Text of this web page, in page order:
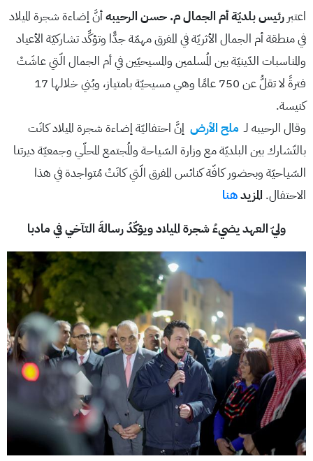
اعتبر رئيس بلديّة أم الجمال م. حسن الرحيبهأنَّ إضاءة شجرة الميلاد
في منطقة أم الجمال الأثريّة في المفرق مهمّة جدًّا وتؤكِّد تشاركيّة الأعياد
والمناسبات الدّينيّة بين المُسلمين والمسيحيّين في أم الجمال الّتي عاشَتْ
فترةً لا تقلُّ عن 750 عامًا وهي مسيحيّة بامتياز، وبُني خلالها 17
كنيسة.
وقال الرحيبه لـ ملح الأرض إنَّ احتفاليّة إضاءة شجرة الميلاد كانَت
بالتّشارك بين البلديّة مع وزارة السّياحة والمُجتمع المحلّي وجمعيّة ديرتنا
السّياحيّة وبحضور كافّة كنائس المفرق الّتي كانَتْ مُتواجدة في هذا
الاحتفال. المزيدهنا
وليّ العهد يضيءُ شجرة الميلاد ويؤكّدُ رسالةَ التآخي في مادبا